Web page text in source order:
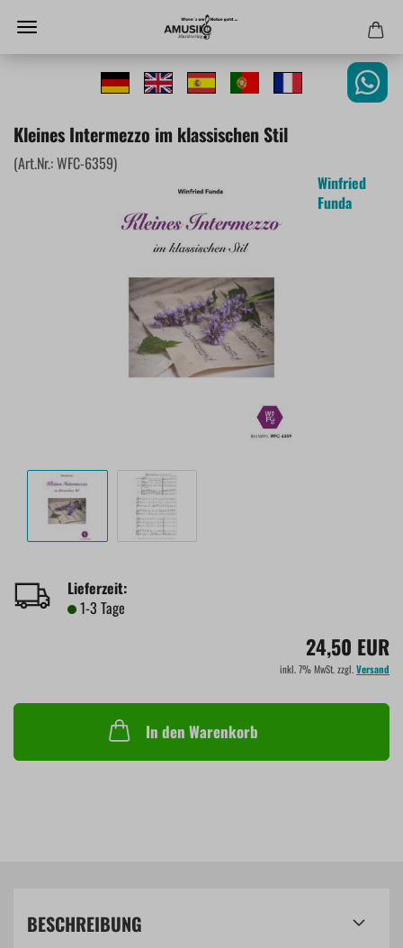
Kleines Intermezzo im klassischen Stil
(Art.Nr.:WFC-6359)
Winfried
Funda
Lieferzeit:
1-3 Tage
24,50 EUR
inkl. 7% MwSt. zzgl.Versand
In den Warenkorb
BESCHREIBUNG